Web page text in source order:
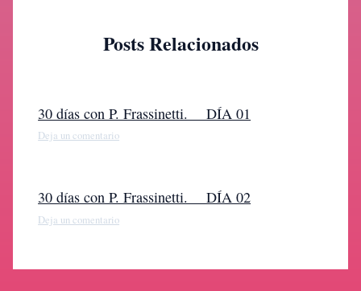
Posts Relacionados
30 días con P. Frassinetti. DÍA 01
Deja un comentario
30 días con P. Frassinetti. DÍA 02
Deja un comentario